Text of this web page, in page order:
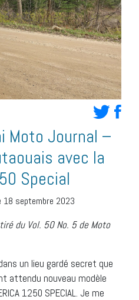
Moto Journal –
avec la
Special
18 septembre 2023
du Vol. 50 No. 5 de Moto
un lieu gardé secret que
attendu nouveau modèle
1250 SPECIAL. Je me